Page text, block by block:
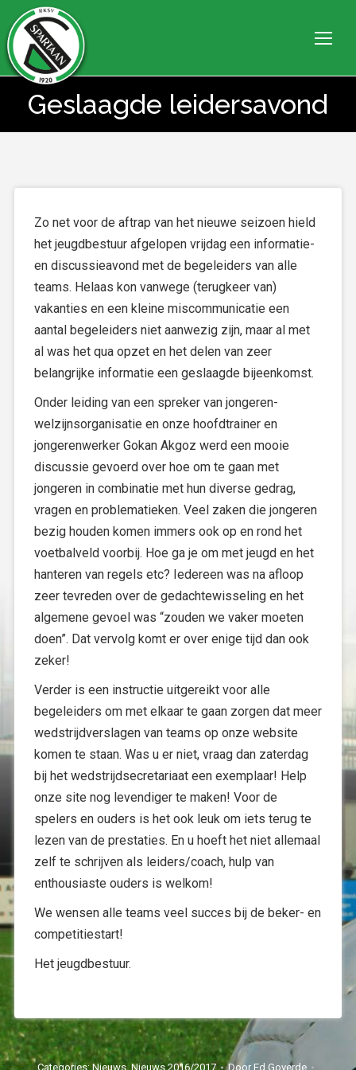
Geslaagde leidersavond
Je bent hier:
Zo net voor de aftrap van het nieuwe seizoen hield
het jeugdbestuur afgelopen vrijdag een informatie-
en discussieavond met de begeleiders van alle
teams. Helaas kon vanwege (terugkeer van)
vakanties en een kleine miscommunicatie een
aantal begeleiders niet aanwezig zijn, maar al met
al was het qua opzet en het delen van zeer
belangrijke informatie een geslaagde bijeenkomst.
Onder leiding van een spreker van jongeren-
welzijnsorganisatie en onze hoofdtrainer en
jongerenwerker Gokan Akgoz werd een mooie
discussie gevoerd over hoe om te gaan met
jongeren in combinatie met hun diverse gedrag,
vragen en problematieken. Veel zaken die jongeren
bezig houden komen immers ook op en rond het
voetbalveld voorbij. Hoe ga je om met jeugd en het
hanteren van regels etc? Iedereen was na afloop
zeer tevreden over de gedachtewisseling en het
algemene gevoel was “zouden we vaker moeten
doen”. Dat vervolg komt er over enige tijd dan ook
zeker!
Verder is een instructie uitgereikt voor alle
begeleiders om met elkaar te gaan zorgen dat meer
wedstrijdverslagen van teams op onze website
komen te staan. Was u er niet, vraag dan zaterdag
bij het wedstrijdsecretariaat een exemplaar! Help
onze site nog levendiger te maken! Voor de
spelers en ouders is het ook leuk om iets terug te
lezen van de prestaties. En u hoeft het niet allemaal
zelf te schrijven als leiders/coach, hulp van
enthousiaste ouders is welkom!
We wensen alle teams veel succes bij de beker- en
competitiestart!
Het jeugdbestuur.
Categories: Nieuws, Nieuws 2016/2017 Door Ed Goverde